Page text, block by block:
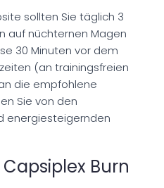
sollten Sie täglich 3
auf nüchternen Magen
30 Minuten vor dem
(an trainingsfreien
die empfohlene
Sie von den
energiesteigernden
Burn